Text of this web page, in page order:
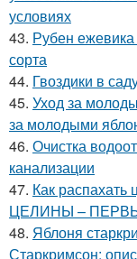
условиях
43. Рубен ежевика
сорта
44. Гвоздики в
45. Уход за
за молодыми
46. Очистка
канализации
47. Как
ЦЕЛИНЫ –
48. Яблоня
Старкримсон: